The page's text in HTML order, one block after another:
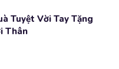
Tuyệt Vời Tay Tặng
Thân